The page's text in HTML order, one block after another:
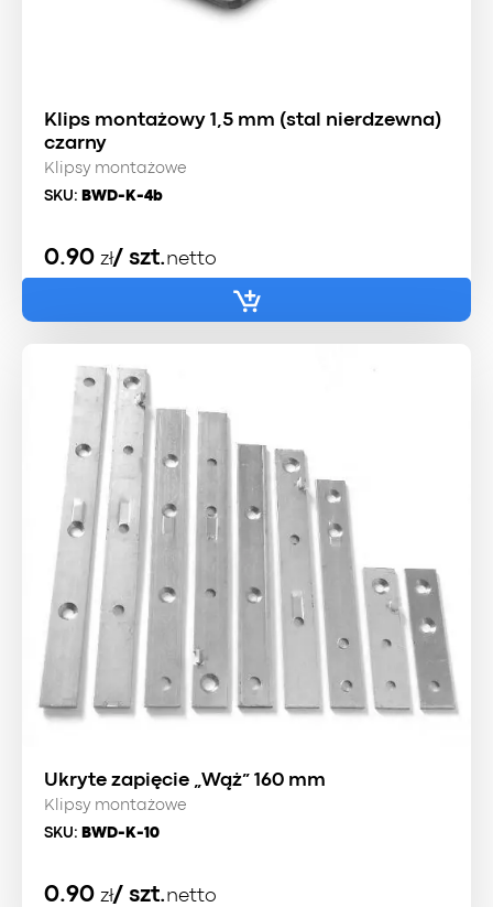
Klips montażowy 1,5 mm (stal nierdzewna)
czarny
Klipsy montażowe
SKU: BWD-K-4b
0.90 zł/ szt.netto
Ukryte zapięcie „Wąż” 160 mm
Klipsy montażowe
SKU: BWD-K-10
0.90 zł/ szt.netto